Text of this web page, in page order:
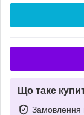
Що таке
Замовлення